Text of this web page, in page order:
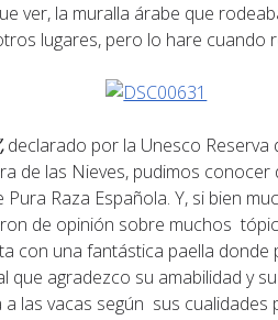
ver, la muralla árabe que
lugares, pero lo hare cuando
declarado por la Unesco
de las Nieves, pudimos
Pura Raza Española. Y, si bien
de opinión sobre muchos
con una fantástica paella
que agradezco su amabilidad y
las vacas según sus